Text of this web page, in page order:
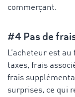
commerçant.
#4 Pas de
L’acheteur est
taxes, frais
frais
surprises, ce qui